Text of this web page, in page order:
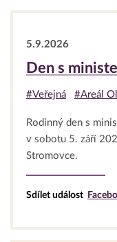
5.9.2026
Den s
#Veřejná #Areál
Rodinný den s
v sobotu 5. září
Stromovce.
Sdílet událost